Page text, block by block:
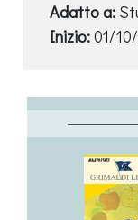
Adatto a:
Inizio:01/